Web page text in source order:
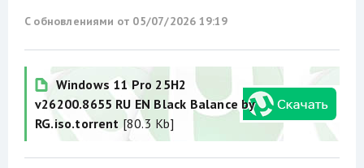
С обновлениями от 05/07/2026 19:19
Windows 11 Pro 25H2
v26200.8655 RU EN Black Balance by
RG.iso.torrent [80.3 Kb]